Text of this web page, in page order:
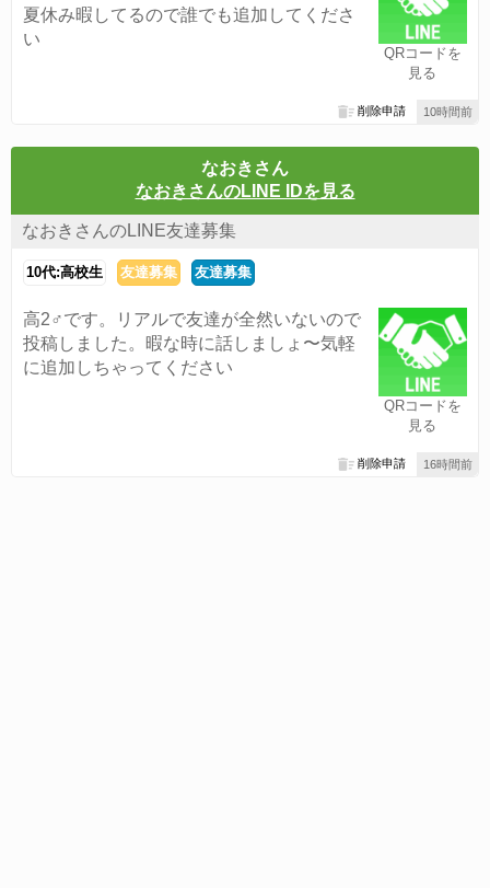
QRコードを
見る
夏休み暇してるので誰でも追加してくださ
い
10時間前
削除申請
なおきさん
なおきさんのLINE IDを見る
なおきさんのLINE友達募集
10代:高校生 友達募集 友達募集
QRコードを
見る
高2♂です。リアルで友達が全然いないので
投稿しました。暇な時に話しましょ〜気軽
に追加しちゃってください
16時間前
削除申請